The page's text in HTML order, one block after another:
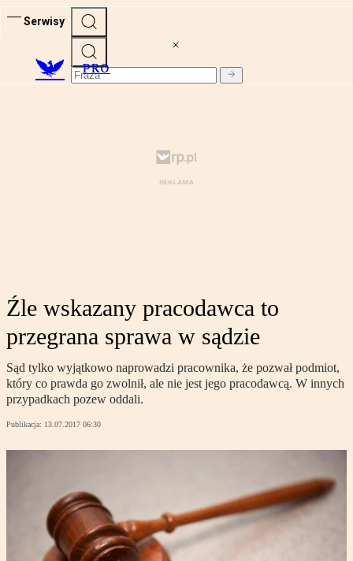
Serwisy
PRO
Źle wskazany pracodawca to
przegrana sprawa w sądzie
Sąd tylko wyjątkowo naprowadzi pracownika, że pozwał podmiot,
który co prawda go zwolnił, ale nie jest jego pracodawcą. W innych
przypadkach pozew oddali.
Publikacja: 13.07.2017 06:30